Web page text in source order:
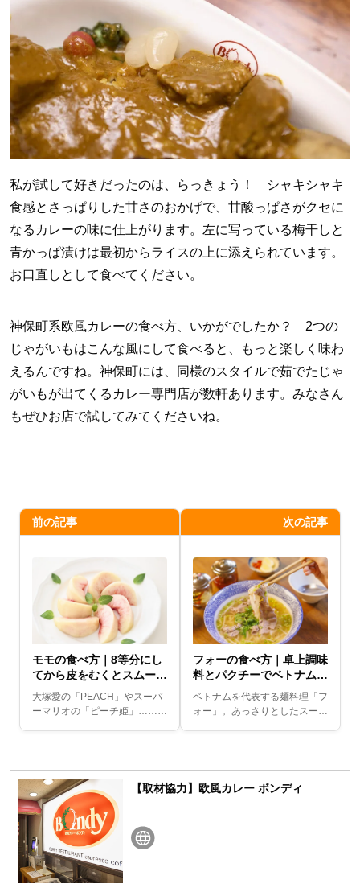
私が試して好きだったのは、らっきょう！ シャキシャキ
食感とさっぱりした甘さのおかげで、甘酸っぱさがクセに
なるカレーの味に仕上がります。左に写っている梅干しと
青かっぱ漬けは最初からライスの上に添えられています。
お口直しとして食べてください。
神保町系欧風カレーの食べ方、いかがでしたか？ 2つの
じゃがいもはこんな風にして食べると、もっと楽しく味わ
えるんですね。神保町には、同様のスタイルで茹でたじゃ
がいもが出てくるカレー専門店が数軒あります。みなさん
もぜひお店で試してみてくださいね。
前の記事
モモの食べ方｜8等分にし
てから皮をむくとスムー
ズ！
大塚愛の「PEACH」やスーパ
ーマリオの「ピーチ姫」……。
にカッティングでき...
次の記事
フォーの食べ方｜卓上調味
料とパクチーでベトナム流
アレンジ！
ベトナムを代表する麺料理「フ
ォー」。あっさりとしたスープ
のないフォーは、「味...
【取材協力】欧風カレー ボンディ